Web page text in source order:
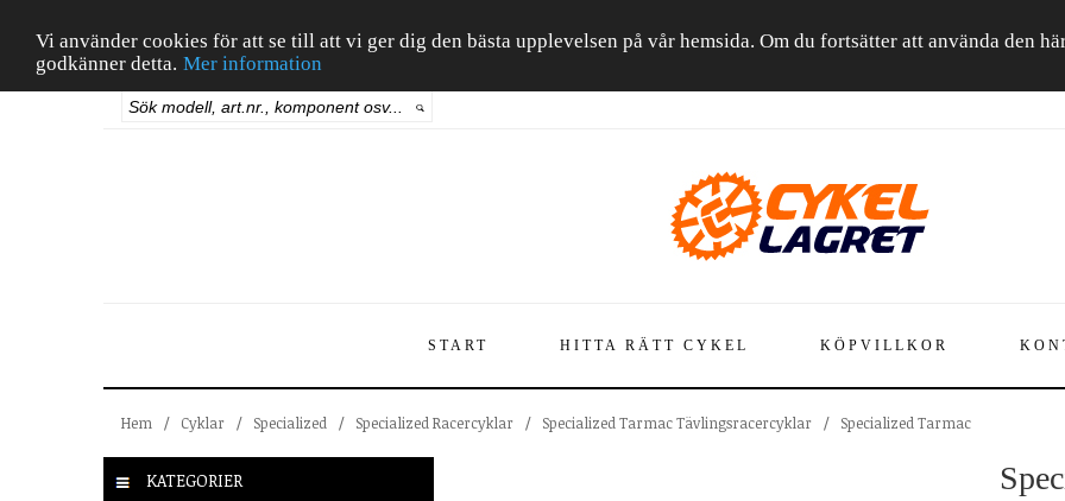
Vi använder cookies för att se till att vi ger dig den bästa upplevelsen på vår hemsida. Om du fortsätter att använda den
godkänner detta. Mer information
START HITTA RÄTT CYKEL KÖPVILLKOR
Hem / Cyklar / Specialized / Specialized Racercyklar / Specialized Tarmac Tävlingsracercyklar / Specialized Tarmac
KATEGORIER